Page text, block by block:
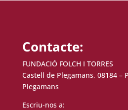
Contacte:
FUNDACIÓ FOLCH I TORRES
Castell de Plegamans, 08184 –
Plegamans
Escriu-nos a: